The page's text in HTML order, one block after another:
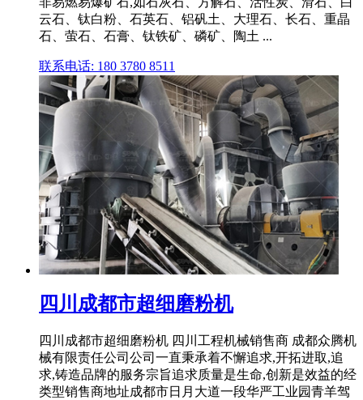
云石、钛白粉、石英石、铝矾土、大理石、长石、重晶
石、萤石、石膏、钛铁矿、磷矿、陶土 ...
联系电话: 180 3780 8511
四川成都市超细磨粉机
四川成都市超细磨粉机 四川工程机械销售商 成都众腾机
械有限责任公司公司一直秉承着不懈追求,开拓进取,追
求,铸造品牌的服务宗旨追求质量是生命,创新是效益的经
类型销售商地址成都市日月大道一段华严工业园青羊驾